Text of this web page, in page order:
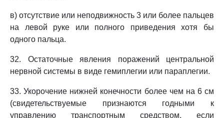
в) отсутствие или неподвижность 3 или более пальцев
на левой руке или полного приведения хотя бы
одного пальца.
32. Остаточные явления поражений центральной
нервной системы в виде гемиплегии или параплегии.
33. Укорочение нижней конечности более чем на 6 см
(свидетельствуемые признаются годными к
управлению транспортным средством, если